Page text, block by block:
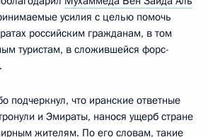
усилия с целью помочь
российским гражданам, в том
туристам, в сложившейся форс-
подчеркнул, что иранские ответные
и Эмираты, нанося ущерб стране
жителям. По его словам, такие